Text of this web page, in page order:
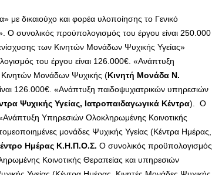
με δικαιούχο και φορέα υλοποίησης το Γενικό
Ο συνολικός προϋπολογισμός του έργου είναι 250.000
των Κινητών Μονάδων Ψυχικής Υγείας»
του έργου είναι 126.000€. «Ανάπτυξη
Κινητών Μονάδων Ψυχικής (Κινητή Μονάδα Ν.
126.000€. «Ανάπτυξη παιδοψυχιατρικών υπηρεσιών
Ψυχικής Υγείας, Ιατροπαιδαγωγικά Κέντρα). Ο
Υπηρεσιών Ολοκληρωμένης Κοινοτικής
μονάδες Ψυχικής Υγείας (Κέντρα Ημέρας,
Ημέρας Κ.Η.Π.Ο.Σ. Ο συνολικός προϋπολογισμός
Κοινοτικής Θεραπείας και υπηρεσιών